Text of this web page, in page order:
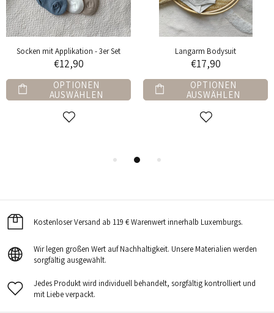
Socken mit Applikation - 3er Set
€12,90
OPTIONEN
AUSWÄHLEN
Langarm Bodysuit
€17,90
OPTIONEN
AUSWÄHLEN
Kostenloser Versand ab 119 € Warenwert innerhalb Luxemburgs.
Wir legen großen Wert auf Nachhaltigkeit. Unsere Materialien werden
sorgfältig ausgewählt.
Jedes Produkt wird individuell behandelt, sorgfältig kontrolliert und
mit Liebe verpackt.